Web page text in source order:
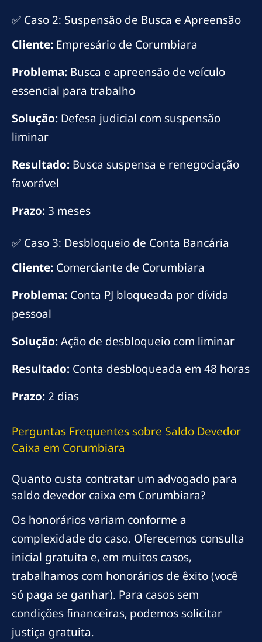
✅ Caso 2: Suspensão de Busca e Apreensão
Cliente: Empresário de Corumbiara
Problema: Busca e apreensão de veículo
essencial para trabalho
Solução: Defesa judicial com suspensão
liminar
Resultado: Busca suspensa e renegociação
favorável
Prazo:3 meses
✅ Caso 3: Desbloqueio de Conta Bancária
Cliente: Comerciante de Corumbiara
Problema: Conta PJ bloqueada por dívida
pessoal
Solução:Ação de desbloqueio com liminar
Resultado: Conta desbloqueada em 48 horas
Prazo: 2 dias
Perguntas Frequentes sobre Saldo Devedor
Caixa em Corumbiara
Quanto custa contratar um advogado para
saldo devedor caixa em Corumbiara?
Os honorários variam conforme a
complexidade do caso. Oferecemos consulta
inicial gratuita e, em muitos casos,
trabalhamos com honorários de êxito (você
só paga se ganhar). Para casos sem
condições financeiras, podemos solicitar
justiça gratuita.